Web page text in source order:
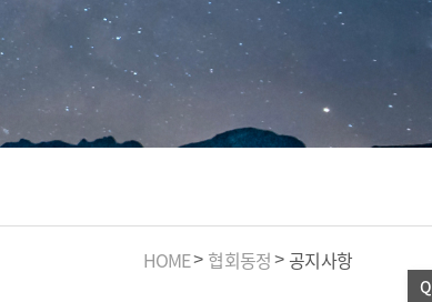
HOME 협회동정 공지사항